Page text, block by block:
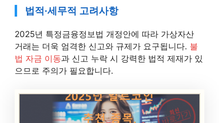
법적·세무적 고려사항
2025년 특정금융정보법 개정안에 따라 가상자산
거래는 더욱 엄격한 신고와 규제가 요구됩니다. 불
법 자금 이동과 신고 누락 시 강력한 법적 제재가 있
으므로 주의가 필요합니다.
최신
바로가기